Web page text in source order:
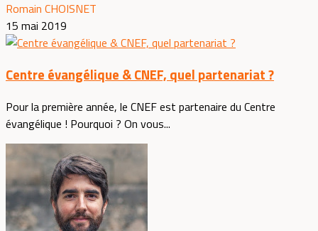
Romain CHOISNET
15 mai 2019
Centre évangélique & CNEF, quel partenariat ?
Pour la première année, le CNEF est partenaire du Centre
évangélique ! Pourquoi ? On vous...